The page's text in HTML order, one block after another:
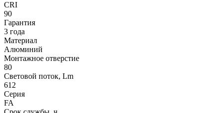
CRI
90
Гарантия
3 года
Материал
Алюминий
Монтажное отверстие
80
Световой поток, Lm
612
Серия
FA